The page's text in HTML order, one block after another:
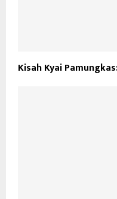
Kisah Kyai Pamungkas: